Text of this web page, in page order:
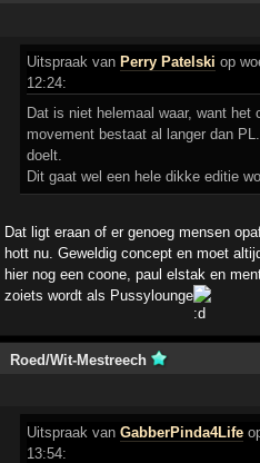
Uitspraak van Perry Patelski op
12:24:
Dat is niet helemaal waar, want het
movement bestaat al langer dan
doelt.
Dit gaat wel een hele dikke editie
Dat ligt eraan of er genoeg mensen
hott nu. Geweldig concept en moet
hier nog een coone, paul elstak en
zoiets wordt als Pussylounge
Roed/Wit-Mestreech
Uitspraak vanGabberPinda4Life
13:54: